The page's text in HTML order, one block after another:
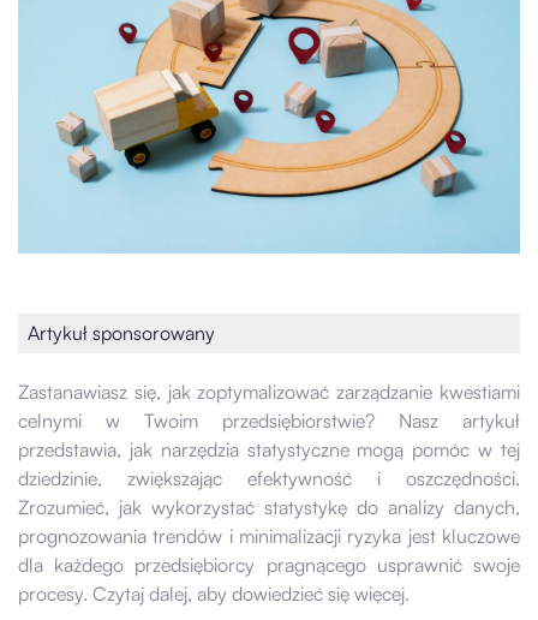
Artykuł sponsorowany
Zastanawiasz się, jak zoptymalizować zarządzanie kwestiami
celnymi w Twoim przedsiębiorstwie? Nasz artykuł
przedstawia, jak narzędzia statystyczne mogą pomóc w tej
dziedzinie, zwiększając efektywność i oszczędności.
Zrozumieć, jak wykorzystać statystykę do analizy danych,
prognozowania trendów i minimalizacji ryzyka jest kluczowe
dla każdego przedsiębiorcy pragnącego usprawnić swoje
procesy. Czytaj dalej, aby dowiedzieć się więcej.